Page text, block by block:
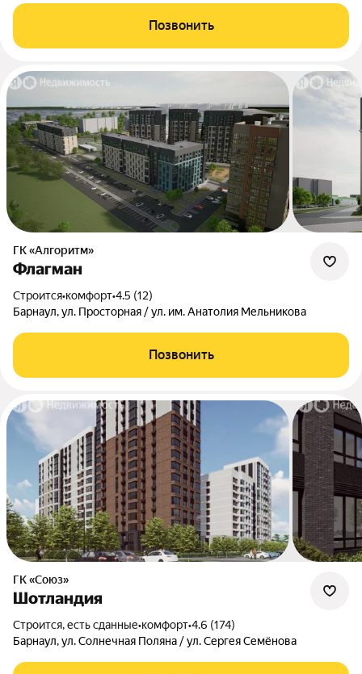
Позвонить
ГК «Алгоритм»
Флагман
Строится•комфорт•4.5 (12)
Барнаул, ул. Просторная / ул. им. Анатолия Мельникова
Позвонить
ГК «Союз»
Шотландия
Строится, есть сданные•комфорт•4.6 (174)
Барнаул, ул. Солнечная Поляна / ул. Сергея Семёнова